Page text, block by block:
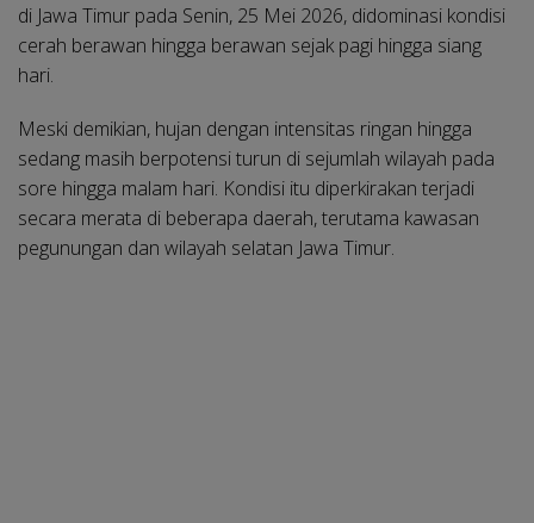
di Jawa Timur pada Senin, 25 Mei 2026, didominasi kondisi
cerah berawan hingga berawan sejak pagi hingga siang
hari.
Meski demikian, hujan dengan intensitas ringan hingga
sedang masih berpotensi turun di sejumlah wilayah pada
sore hingga malam hari. Kondisi itu diperkirakan terjadi
secara merata di beberapa daerah, terutama kawasan
pegunungan dan wilayah selatan Jawa Timur.